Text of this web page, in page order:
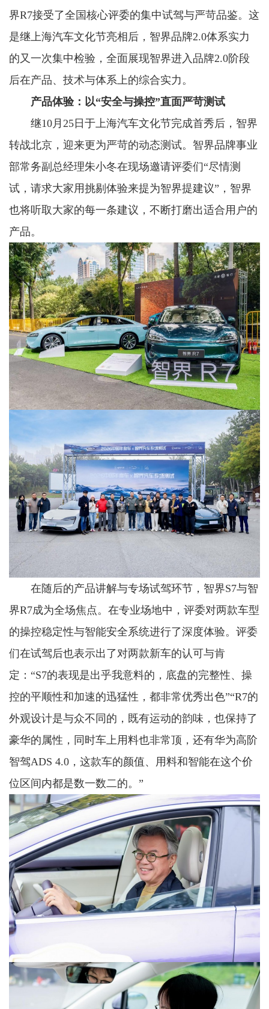
界R7接受了全国核心评委的集中试驾与严苛品鉴。这
是继上海汽车文化节亮相后，智界品牌2.0体系实力
的又一次集中检验，全面展现智界进入品牌2.0阶段
后在产品、技术与体系上的综合实力。
产品体验：以“安全与操控”直面严苛测试
继10月25日于上海汽车文化节完成首秀后，智界
转战北京，迎来更为严苛的动态测试。智界品牌事业
部常务副总经理朱小冬在现场邀请评委们“尽情测
试，请求大家用挑剔体验来提为智界提建议”，智界
也将听取大家的每一条建议，不断打磨出适合用户的
产品。
在随后的产品讲解与专场试驾环节，智界S7与智
界R7成为全场焦点。在专业场地中，评委对两款车型
的操控稳定性与智能安全系统进行了深度体验。评委
们在试驾后也表示出了对两款新车的认可与肯
定：“S7的表现是出乎我意料的，底盘的完整性、操
控的平顺性和加速的迅猛性，都非常优秀出色”“R7的
外观设计是与众不同的，既有运动的韵味，也保持了
豪华的属性，同时车上用料也非常顶，还有华为高阶
智驾ADS 4.0，这款车的颜值、用料和智能在这个价
位区间内都是数一数二的。”